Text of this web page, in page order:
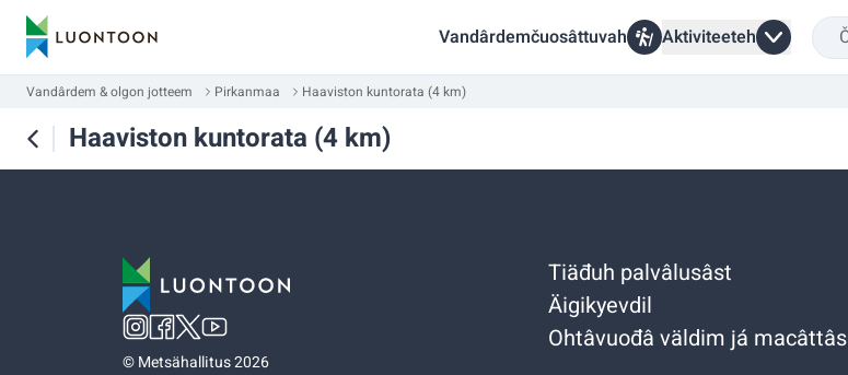
Vandârdemčuosâttuvah Aktiviteeteh
Vandârdem & olgon jotteem Pirkanmaa Haaviston kuntorata (4 km)
Haaviston kuntorata (4 km)
©Metsähallitus 2026
Tiäđuh palvâlusâst
Äigikyevdil
Ohtâvuođâ väldim já macâttâs